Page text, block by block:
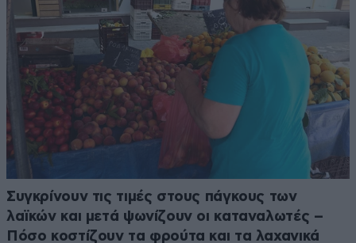
Συγκρίνουν τις τιμές στους πάγκους των
λαϊκών και μετά ψωνίζουν οι καταναλωτές –
Πόσο κοστίζουν τα φρούτα και τα λαχανικά